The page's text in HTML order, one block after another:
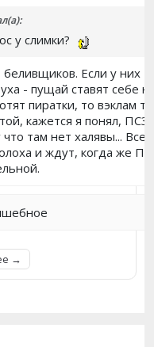
у слимки?
Если у них
- пущай ставят себе
пиратки, то вэклам ту
кажется я понял, ПС3
там нет халявы... Все
и ждут, когда же
→